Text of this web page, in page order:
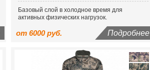
Базовый слой в холодное время для
активных физических нагрузок.
от 6000 руб. Подробнее